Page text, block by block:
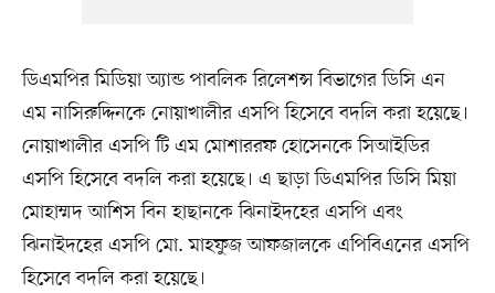
ডিএমপির মিডিয়া অ্যান্ড পাবলিক রিলেশন্স বিভাগের ডিসি এন
এম নাসিরুদ্দিনকে নোয়াখালীর এসপি হিসেবে বদলি করা হয়েছে।
নোয়াখালীর এসপি টি এম মোশাররফ হোসেনকে সিআইডির
এসপি হিসেবে বদলি করা হয়েছে। এ ছাড়া ডিএমপির ডিসি মিয়া
মোহাম্মদ আশিস বিন হাছানকে ঝিনাইদহের এসপি এবং
ঝিনাইদহের এসপি মো. মাহফুজ আফজালকে এপিবিএনের এসপি
হিসেবে বদলি করা হয়েছে।